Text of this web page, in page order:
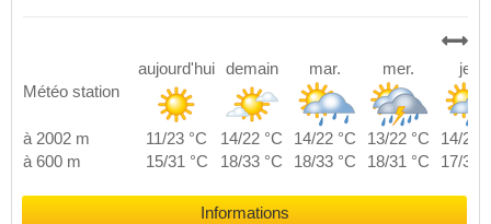
Météo station
aujourd'hui demain mar. mer. jeu.
à 2002 m 11/23 °C 14/22 °C 14/22 °C 13/22 °C
14/22
à 600 m
15/31 °C 18/33 °C 18/33 °C 18/31 °C 17/32
Informations